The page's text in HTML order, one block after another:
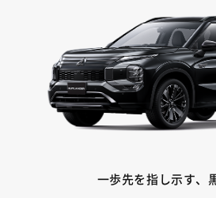
一歩先を指し示す、